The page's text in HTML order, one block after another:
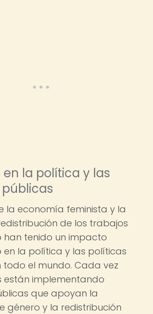
la política y las
la economía feminista y la
de los trabajos
tenido un impacto
en la política y las políticas
todo el mundo. Cada vez
están implementando
que apoyan la
género y la redistribución